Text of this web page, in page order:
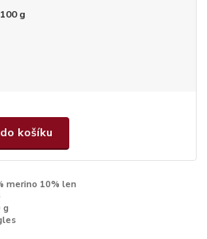
g
košíku
merino 10% len
g